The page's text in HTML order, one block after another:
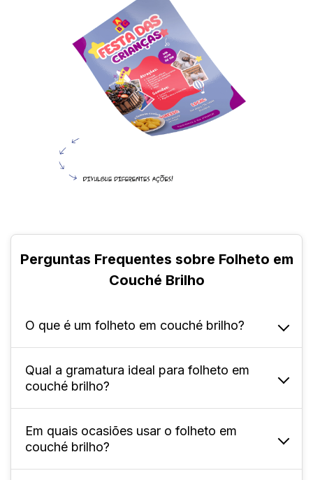
Perguntas Frequentes sobre Folheto em
Couché Brilho
O que é um folheto em couché brilho?
Ele é um material impresso feito em papel
couché com acabamento brilhante, que
confere textura lisa e suave, com aspecto
reflexivo que destaca as cores e o design.
Qual a gramatura ideal para folheto em
couché brilho?
As gramaturas oferecidas aqui vão de 90g a
250g, que podem ser escolhidas a partir da
sua necessidade e objetivo, sendo todas as
Em quais ocasiões usar o folheto em
couché brilho?